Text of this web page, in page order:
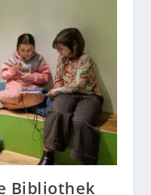
Bibliothek